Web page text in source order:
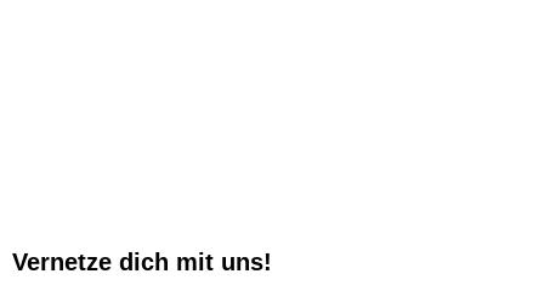
Vernetze dich mit uns!